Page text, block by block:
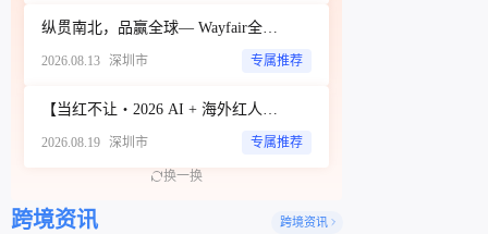
纵贯南北，品赢全球— Wayfair全品类招商城市巡回Workshop（深圳站）
2026.08.13 深圳市 专属推荐
【当红不让・2026 AI + 海外红人营销大会暨 WotoHub 卖家大会】
2026.08.19 深圳市 专属推荐
换一换
跨境资讯 跨境资讯